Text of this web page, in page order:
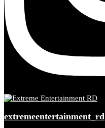
extremeentertainment_rd